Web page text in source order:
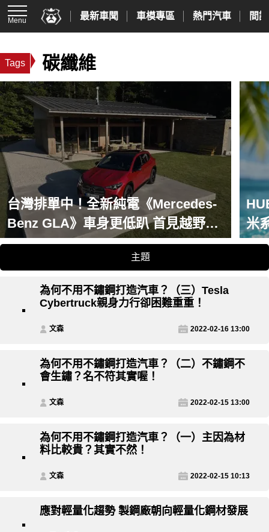
Menu 最新車聞 車模專區 熱門汽車 間
Tags 碳纖維
台灣排單中！全新純電《Mercedes-
Benz GLA》車身更低趴 首見越野模
式 不見芒星天窗與橫貫尾燈
米系
陶
主題
為何不用不鏽鋼打造汽車？（三）Tesla
Cybertruck親身力行卻困難重重！
文森 2022-02-16 13:00
為何不用不鏽鋼打造汽車？（二）不鏽鋼不
會生鏽？名不符其實喔！
文森 2022-02-15 13:00
為何不用不鏽鋼打造汽車？（一）主因為材
料比較貴？其實不然！
文森 2022-02-15 10:13
應對輕量化趨勢 製鋼廠朝向輕量化鋼材發展